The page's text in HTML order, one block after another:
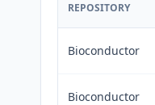
REPOSITORY
Bioconductor
Bioconductor